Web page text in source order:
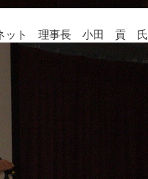
ネット 理事長 小田 貢 氏